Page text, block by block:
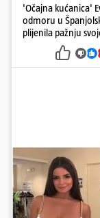
'Očajna kućanica'
odmoru u
plijenila pažnju